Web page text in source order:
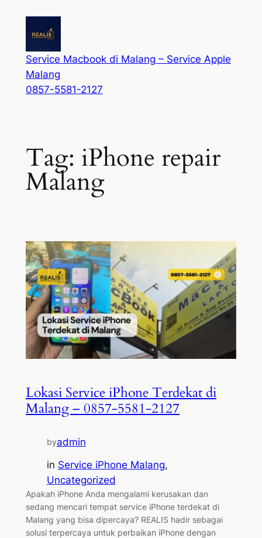
Service Macbook di Malang – Service Apple
Malang
0857-5581-2127
Tag: iPhone repair
Malang
Lokasi Service iPhone Terdekat di
Malang – 0857-5581-2127
byadmin
in Service iPhone Malang
Uncategorized
Apakah iPhone Anda mengalami kerusakan dan
sedang mencari tempat service iPhone terdekat di
Malang yang bisa dipercaya? REALIS hadir sebagai
solusi terpercaya untuk perbaikan iPhone dengan